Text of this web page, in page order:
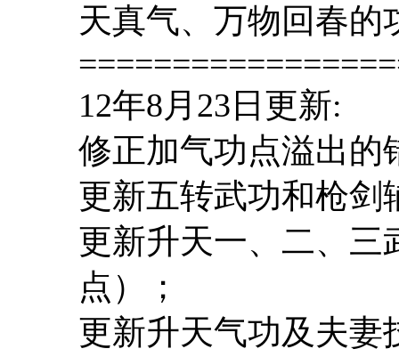
天真气、万物回春的
12年8月23日更新:
修正加气功点溢出的
更新五转武功和枪剑
更新升天一、二、三
点）；
更新升天气功及夫妻